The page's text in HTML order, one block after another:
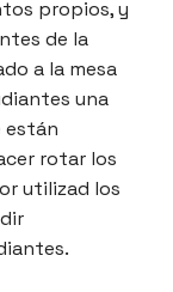
propios, y
de la
a la mesa
una
están
rotar los
utilizad los